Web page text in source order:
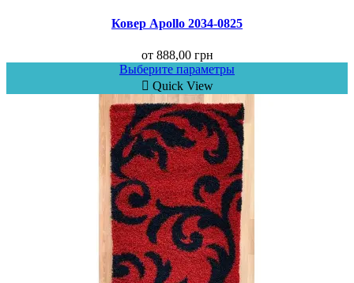
Ковер Аpollo 2034-0825
от 888,00 грн
Выберите параметры
Quick View